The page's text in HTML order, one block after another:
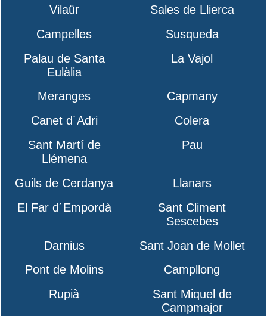
Vilaür
Sales de Llierca
Campelles
Susqueda
Palau de Santa
Eulàlia
La Vajol
Meranges
Capmany
Canet d´Adri
Colera
Sant Martí de
Llémena
Pau
Guils de Cerdanya
Llanars
El Far d´Empordà
Sant Climent
Sescebes
Darnius
Sant Joan de Mollet
Pont de Molins
Campllong
Rupià
Sant Miquel de
Campmajor